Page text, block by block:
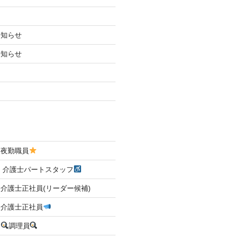
らせ
らせ
勤職員
護士パートスタッフ
士正社員(リーダー候補)
士正社員
調理員